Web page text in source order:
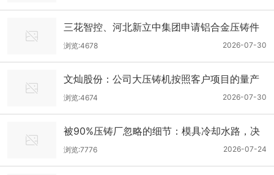
造
三花智控、河北新立中集团申请铝合金压铸件
相关专利，该铝合金压铸件低裂硬高适配高温
钎焊
2026-07-30
浏览:4678
文灿股份：公司大压铸机按照客户项目的量产
计划有序排产
2026-07-30
浏览:4674
被90%压铸厂忽略的细节：模具冷却水路，决
定品质与产能上限
2026-07-24
浏览:7776